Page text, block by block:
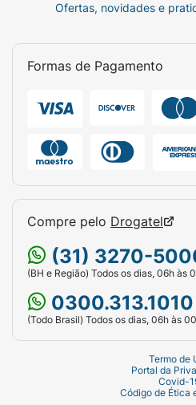
Ofertas, novidades e
Formas de Pagamento
Compre pelo Drogatel
(31) 3270-
(BH e Região) Todos os dias, 06h às
0300.313.1010
(Todo Brasil) Todos os dias, 06h às
Termo de
Portal da
Covid-
Código de Ética